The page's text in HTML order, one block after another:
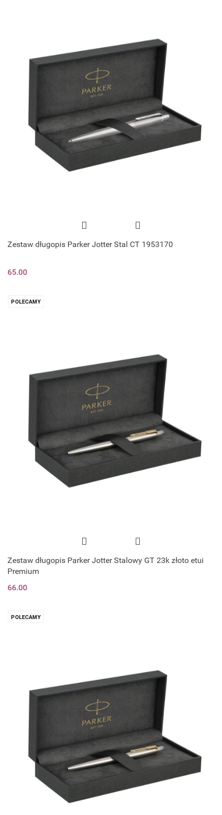
Zestaw długopis Parker Jotter Stal CT 1953170
65.00
POLECAMY
Zestaw długopis Parker Jotter Stalowy GT 23k złoto etui
Premium
66.00
POLECAMY